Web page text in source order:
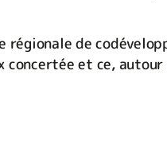
de
et ce,